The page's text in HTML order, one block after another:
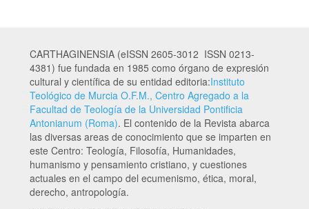
CARTHAGINENSIA (eISSN 2605-3012 ISSN 0213-
4381) fue fundada en 1985 como órgano de expresión
cultural y científica de su entidad editoria:Instituto
Teológico de Murcia O.F.M., Centro Agregado a la
Facultad de Teología de la Universidad Pontificia
Antonianum (Roma). El contenido de la Revista abarca
las diversas areas de conocimiento que se imparten en
este Centro: Teología, Filosofía, Humanidades,
humanismo y pensamiento cristiano, y cuestiones
actuales en el campo del ecumenismo, ética, moral,
derecho, antropología.